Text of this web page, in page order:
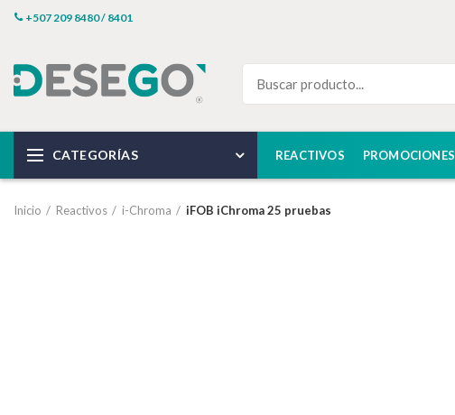
+507 209 8480 / 8401
CATEGORÍAS REACTIVOS PROMOCIONES
Inicio Reactivos i-Chroma iFOB iChroma 25 pruebas